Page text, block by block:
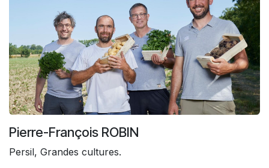
Pierre-François ROBIN
Persil, Grandes cultures.